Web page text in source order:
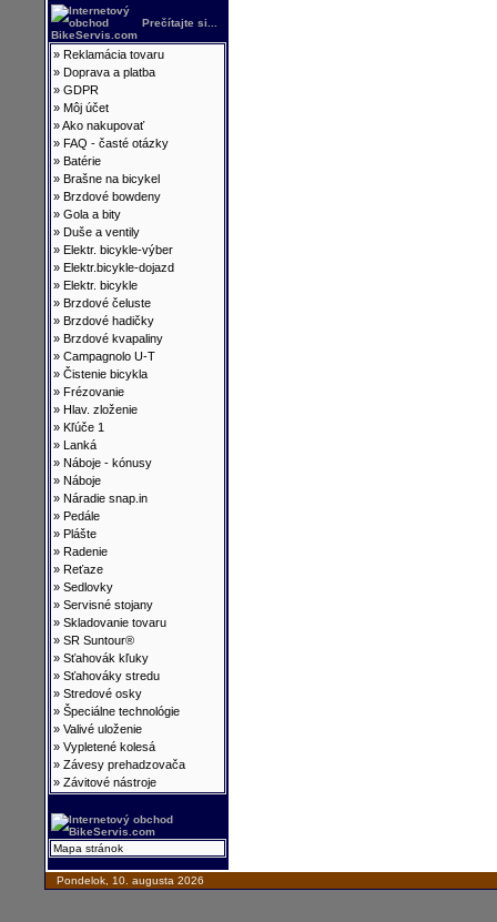
Prečítajte si...
» Reklamácia tovaru
» Doprava a platba
» GDPR
» Môj účet
»Ako nakupovať
» FAQ - časté otázky
» Batérie
» Brašne na bicykel
» Brzdové bowdeny
» Gola a bity
» Duše a ventily
» Elektr. bicykle-výber
» Elektr.bicykle-dojazd
» Elektr. bicykle
» Brzdové čeluste
» Brzdové hadičky
» Brzdové kvapaliny
» Campagnolo U-T
» Čistenie bicykla
» Frézovanie
» Hlav. zloženie
» Kľúče 1
» Lanká
» Náboje - kónusy
» Náboje
» Náradie snap.in
» Pedále
» Plášte
» Radenie
» Reťaze
» Sedlovky
» Servisné stojany
» Skladovanie tovaru
» SR Suntour®
» Sťahovák kľuky
» Sťahováky stredu
» Stredové osky
» Špeciálne technológie
» Valivé uloženie
» Vypletené kolesá
» Závesy prehadzovača
» Závitové nástroje
Mapa stránok
Pondelok, 10. augusta 2026